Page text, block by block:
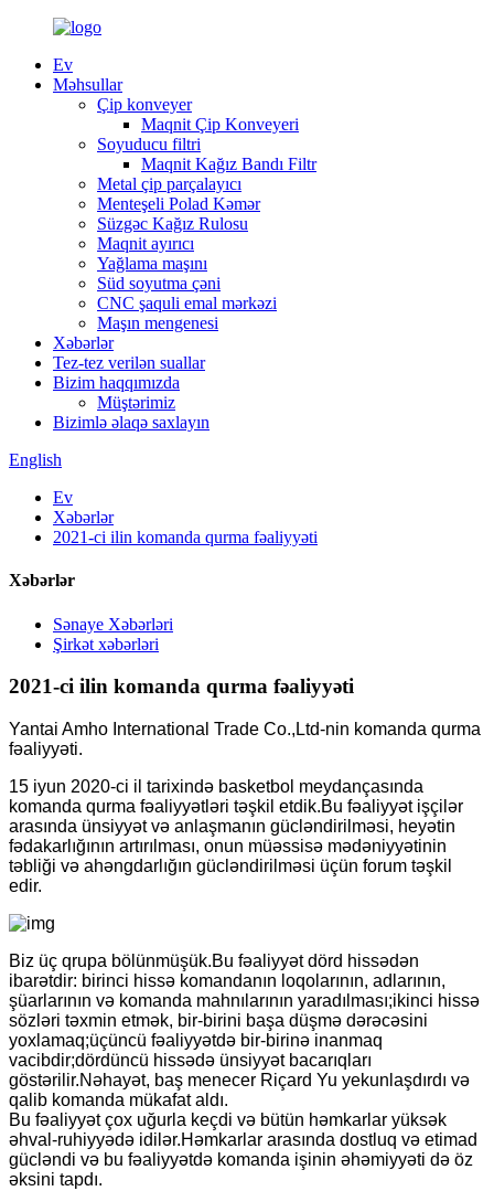
Ev
Məhsullar
Çip konveyer
Maqnit Çip Konveyeri
Soyuducu filtri
Maqnit Kağız Bandı Filtr
Metal çip parçalayıcı
Menteşeli Polad Kəmər
Süzgəc Kağız Rulosu
Maqnit ayırıcı
Yağlama maşını
Süd soyutma çəni
CNC şaquli emal mərkəzi
Maşın mengenesi
Xəbərlər
Tez-tez verilən suallar
Bizim haqqımızda
Müştərimiz
Bizimlə əlaqə saxlayın
English
Ev
Xəbərlər
2021-ci ilin komanda qurma fəaliyyəti
Xəbərlər
Sənaye Xəbərləri
Şirkət xəbərləri
2021-ci ilin komanda qurma fəaliyyəti
Yantai Amho International Trade Co.,Ltd-nin komanda qurma
fəaliyyəti.
15 iyun 2020-ci il tarixində basketbol meydançasında
komanda qurma fəaliyyətləri təşkil etdik.Bu fəaliyyət işçilər
arasında ünsiyyət və anlaşmanın gücləndirilməsi, heyətin
fədakarlığının artırılması, onun müəssisə mədəniyyətinin
təbliği və ahəngdarlığın gücləndirilməsi üçün forum təşkil
edir.
Biz üç qrupa bölünmüşük.Bu fəaliyyət dörd hissədən
ibarətdir: birinci hissə komandanın loqolarının, adlarının,
şüarlarının və komanda mahnılarının yaradılması;ikinci hissə
sözləri təxmin etmək, bir-birini başa düşmə dərəcəsini
yoxlamaq;üçüncü fəaliyyətdə bir-birinə inanmaq
vacibdir;dördüncü hissədə ünsiyyət bacarıqları
göstərilir.Nəhayət, baş menecer Riçard Yu yekunlaşdırdı və
qalib komanda mükafat aldı.
Bu fəaliyyət çox uğurla keçdi və bütün həmkarlar yüksək
əhval-ruhiyyədə idilər.Həmkarlar arasında dostluq və etimad
gücləndi və bu fəaliyyətdə komanda işinin əhəmiyyəti də öz
əksini tapdı.